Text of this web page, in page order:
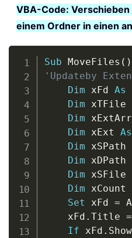
VBA-Code:
einem Ordner in einen
Sub MoveFiles ( )
'Updateby
Dim xFd As
Dim xTFile
Dim xExtArr
Dim xExt As
Dim xSPath
Dim xDPath
Dim xSFile
Dim xCount
Set xFd =
    xFd
. Title =
If xFd . Show